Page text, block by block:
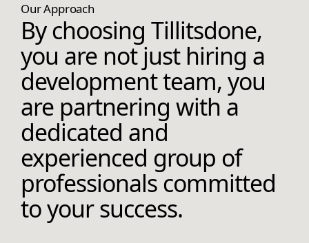
Our Approach
By choosing Tillitsdone,
you are not just hiring a
development team, you
are partnering with a
dedicated and
experienced group of
professionals committed
to your success.